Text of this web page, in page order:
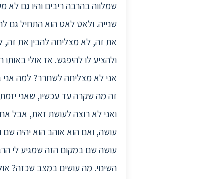
שמלווה בהרבה ריבים והיו גם לא
שנייה. ולאט לאט הוא התחיל גם
את זה, לא מצליחה להבין את זה,
ולהציע לו להיפגש. אז אולי
אני לא מצליחה לשחרר? למה אני
זה מה שקרה עד עכשיו, שאני
ואני לא רוצה לעושת זאת, אבל
עושה שם במקום הזה שמגיע לי
השינוי. מה עושים במצב שכזה?